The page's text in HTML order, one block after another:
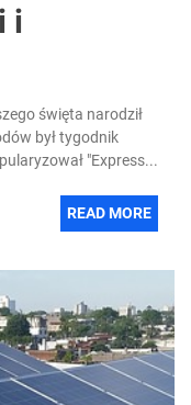
i
święta narodził
był tygodnik
"Express...
READ MORE